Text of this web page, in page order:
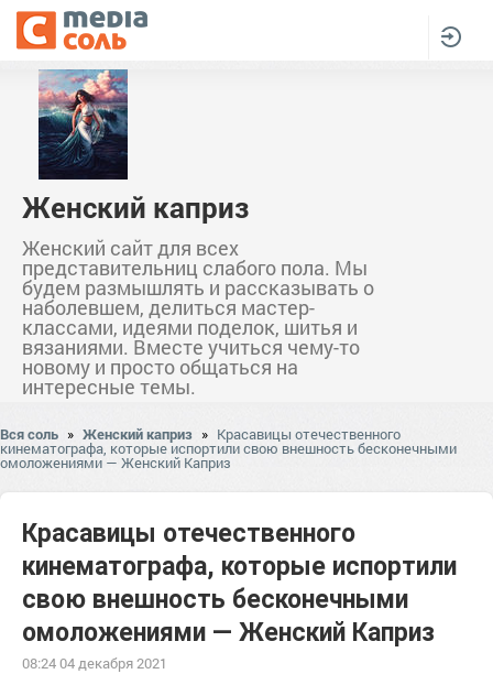
Женский каприз
Женский сайт для всех
представительниц слабого пола. Мы
будем размышлять и рассказывать о
наболевшем, делиться мастер-
классами, идеями поделок, шитья и
вязаниями. Вместе учиться чему-то
новому и просто общаться на
интересные темы.
Вся соль » Женский каприз » Красавицы отечественного
кинематографа, которые испортили свою внешность бесконечными
омоложениями — Женский Каприз
Красавицы отечественного
кинематографа, которые испортили
свою внешность бесконечными
омоложениями — Женский Каприз
08:24 04 декабря 2021